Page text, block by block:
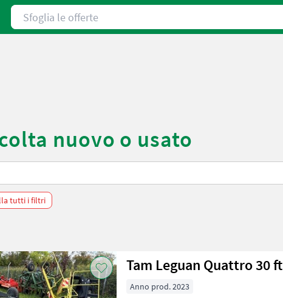
Sfoglia le offerte
nuovo o usato
tutti i filtri
Tam Leguan Quattro 30 ft
Anno prod. 2023